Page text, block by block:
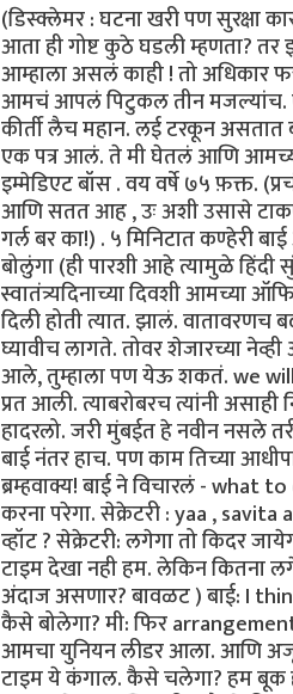
(डिस्क्लेमर : घटना खरी पण सुरक्षा
आता ही गोष्ट कुठे घडली म्हणता?
आम्हाला असलं काही ! तो
आमचं आपलं पिटुकल तीन मजल्यांच.
कीर्ती लैच महान. लई टरकून
एक पत्र आलं. ते मी घेतलं आणि
इम्मेडिएट बॉस . वय वर्षे ७५ फ़क्त.
आणि सतत आह , उः अशी उसासे
गर्ल बर का!) . ५ मिनिटात कण्हेरी
बोलुंगा (ही पारशी आहे त्यामुळे
स्वातंत्र्यदिनाच्या दिवशी आमच्या
दिली होती त्यात. झालं.
घ्यावीच लागते. तोवर शेजारच्या
आले, तुम्हाला पण येऊ शकतं. we
प्रत आली. त्याबरोबरच त्यांनी
हादरलो. जरी मुंबईत हे नवीन नसले
बाई नंतर हाच. पण काम तिच्या
ब्रम्हवाक्य! बाई ने विचारलं - what
करना परेगा. सेक्रेटरी : yaa ,
व्हॉट ? सेक्रेटरी: लगेगा तो किदर
टाइम देखा नही हम. लेकिन कितना
अंदाज असणार? बावळट ) बाई: I
कैसे बोलेगा? मी: फिर
आमचा युनियन लीडर आला. आणि
टाइम ये कंगाल. कैसे चलेगा? हम बूक